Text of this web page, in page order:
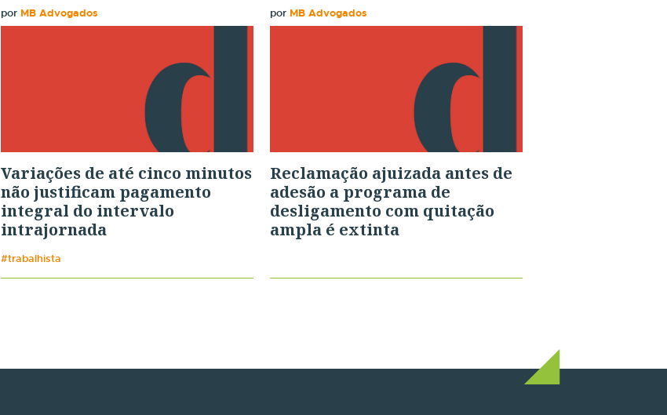
por MB Advogados
Variações de até cinco minutos
não justificam pagamento
integral do intervalo
intrajornada
#trabalhista
por MB Advogados
Reclamação ajuizada antes de
adesão a programa de
desligamento com quitação
ampla é extinta